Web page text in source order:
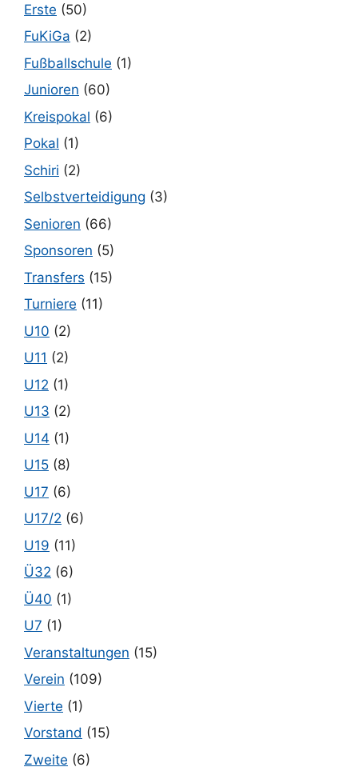
Erste (50)
FuKiGa (2)
Fußballschule (1)
Junioren (60)
Kreispokal (6)
Pokal (1)
Schiri (2)
Selbstverteidigung (3)
Senioren (66)
Sponsoren (5)
Transfers (15)
Turniere (11)
U10 (2)
U11 (2)
U12 (1)
U13 (2)
U14 (1)
U15 (8)
U17 (6)
U17/2 (6)
U19 (11)
Ü32 (6)
Ü40 (1)
U7 (1)
Veranstaltungen (15)
Verein (109)
Vierte (1)
Vorstand (15)
Zweite (6)